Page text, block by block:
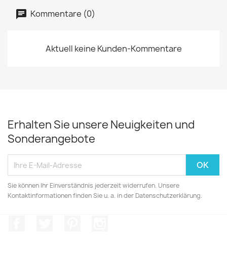
Kommentare (0)
Aktuell keine Kunden-Kommentare
Erhalten Sie unsere Neuigkeiten und
Sonderangebote
Sie können Ihr Einverständnis jederzeit widerrufen. Unsere
Kontaktinformationen finden Sie u. a. in der Datenschutzerklärung.